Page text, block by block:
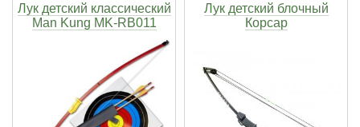
Лук детский классический
Man Kung MK-RB011
Лук детский блочный
Корсар